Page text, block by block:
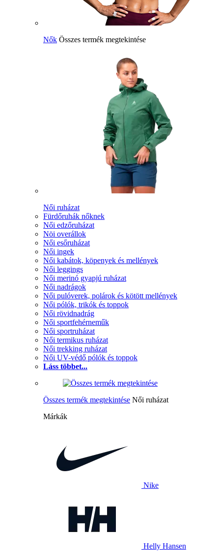
Nők Összes termék megtekintése
Női ruházat
Fürdőruhák nőknek
Női edzőruházat
Nöi overállok
Női esőruházat
Női ingek
Női kabátok, köpenyek és mellények
Női leggings
Női merinó gyapjú ruházat
Női nadrágok
Női pulóverek, polárok és kötött mellények
Női pólók, trikók és toppok
Női rövidnadrág
Női sportfehérneműk
Női sportruházat
Női termikus ruházat
Női trekking ruházat
Női UV-védő pólók és toppok
Láss többet...
Összes termék megtekintése Női ruházat
Márkák
Nike
Helly Hansen